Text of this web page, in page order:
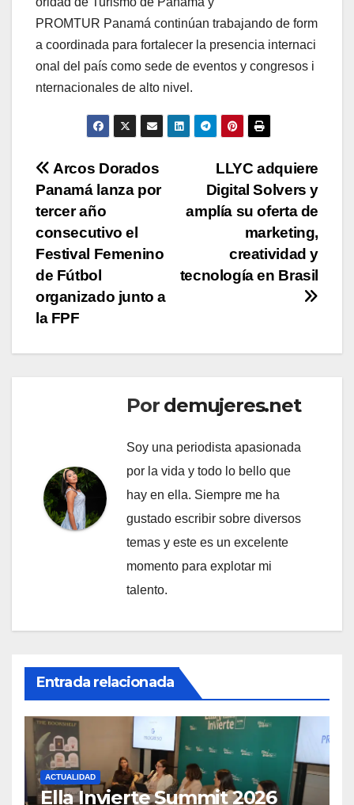
PROMTUR Panamá continúan trabajando de form
a coordinada para fortalecer la presencia internaci
onal del país como sede de eventos y congresos i
nternacionales de alto nivel.
Navegación
de
entradas
LLYC adquiere
Digital Solvers y
amplía su oferta de
marketing,
creatividad y
tecnología en Brasil
Arcos Dorados
Panamá lanza por
tercer año
consecutivo el
Festival Femenino
de Fútbol
organizado junto a
la FPF
Por demujeres.net
Soy una periodista apasionada
por la vida y todo lo bello que
hay en ella. Siempre me ha
gustado escribir sobre diversos
temas y este es un excelente
momento para explotar mi
talento.
Entrada relacionada
ACTUALIDAD
Ella Invierte Summit 2026